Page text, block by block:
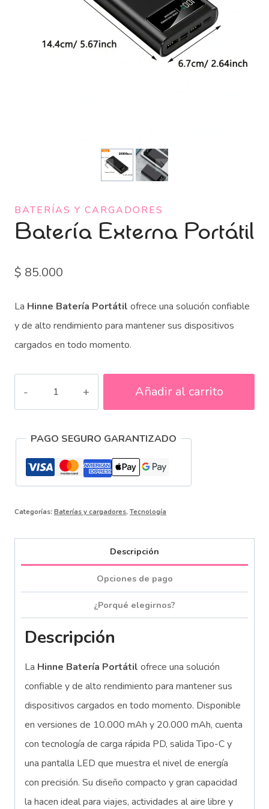
BATERÍAS Y CARGADORES
Batería Externa Portátil
$ 85.000
La Hinne Batería Portátil ofrece una solución confiable
y de alto rendimiento para mantener sus dispositivos
cargados en todo momento.
cantidad
Añadir al carrito
PAGO SEGURO GARANTIZADO
Categorías: Baterías y cargadores, Tecnología
Descripción
Opciones de pago
¿Porqué elegirnos?
Descripción
La Hinne Batería Portátil ofrece una solución
confiable y de alto rendimiento para mantener sus
dispositivos cargados en todo momento. Disponible
en versiones de 10.000 mAh y 20.000 mAh, cuenta
con tecnología de carga rápida PD, salida Tipo-C y
una pantalla LED que muestra el nivel de energía
con precisión. Su diseño compacto y gran capacidad
la hacen ideal para viajes, actividades al aire libre y